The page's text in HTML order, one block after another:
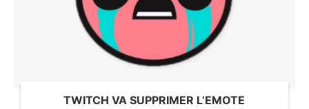
TWITCH VA SUPPRIMER L’EMOTE